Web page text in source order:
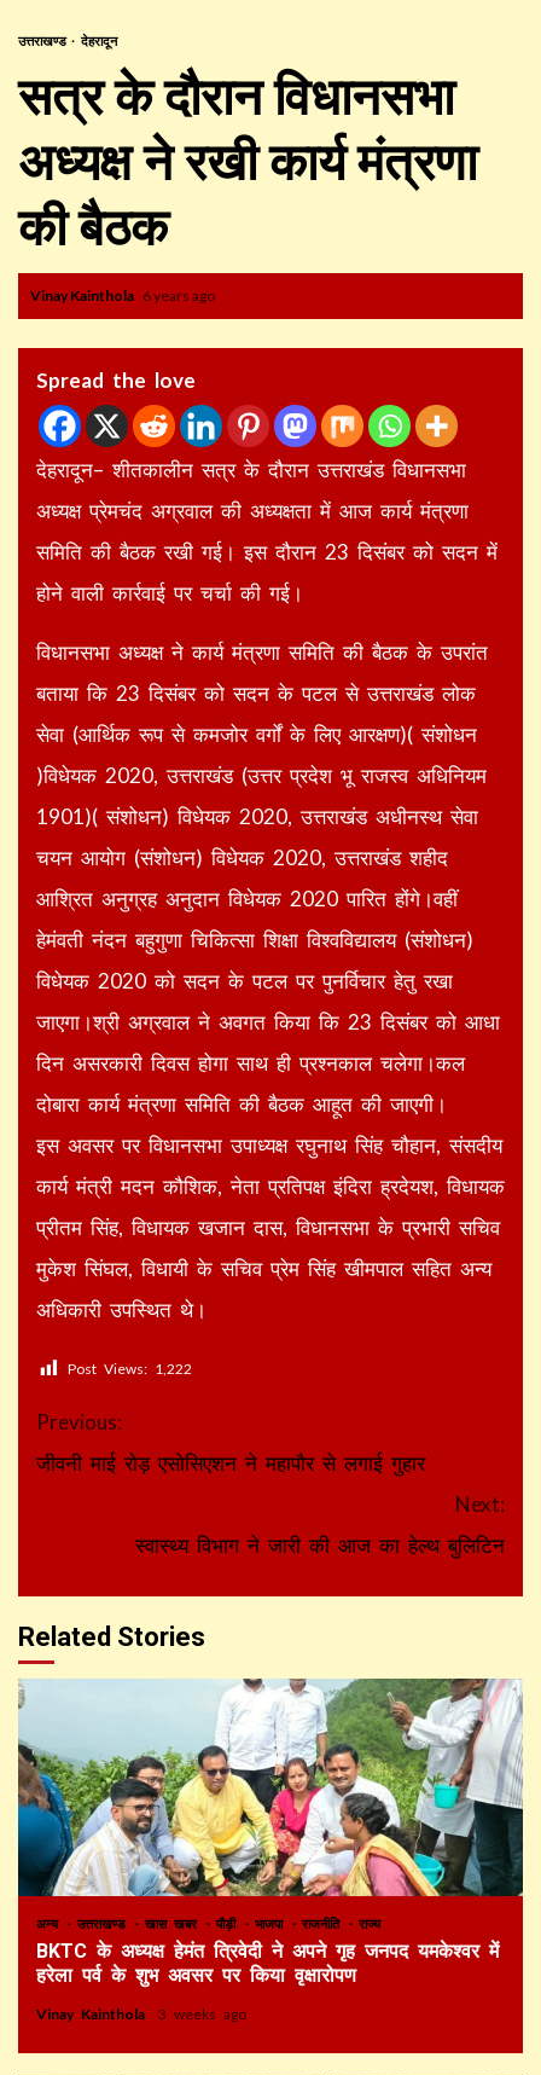
उत्तराखण्ड देहरादून
सत्र के दौरान विधानसभा
अध्यक्ष ने रखी कार्य मंत्रणा
की बैठक
Vinay Kainthola 6 years ago
Spread the love
देहरादून– शीतकालीन सत्र के दौरान उत्तराखंड विधानसभा
अध्यक्ष प्रेमचंद अग्रवाल की अध्यक्षता में आज कार्य मंत्रणा
समिति की बैठक रखी गई। इस दौरान 23 दिसंबर को सदन में
होने वाली कार्रवाई पर चर्चा की गई।
विधानसभा अध्यक्ष ने कार्य मंत्रणा समिति की बैठक के उपरांत
बताया कि 23 दिसंबर को सदन के पटल से उत्तराखंड लोक
सेवा (आर्थिक रूप से कमजोर वर्गों के लिए आरक्षण)( संशोधन
)विधेयक 2020, उत्तराखंड (उत्तर प्रदेश भू राजस्व अधिनियम
1901)( संशोधन) विधेयक 2020, उत्तराखंड अधीनस्थ सेवा
चयन आयोग (संशोधन) विधेयक 2020, उत्तराखंड शहीद
आश्रित अनुग्रह अनुदान विधेयक 2020 पारित होंगे।वहीं
हेमंवती नंदन बहुगुणा चिकित्सा शिक्षा विश्वविद्यालय (संशोधन)
विधेयक 2020 को सदन के पटल पर पुनर्विचार हेतु रखा
जाएगा।श्री अग्रवाल ने अवगत किया कि 23 दिसंबर को आधा
दिन असरकारी दिवस होगा साथ ही प्रश्नकाल चलेगा।कल
दोबारा कार्य मंत्रणा समिति की बैठक आहूत की जाएगी।
इस अवसर पर विधानसभा उपाध्यक्ष रघुनाथ सिंह चौहान, संसदीय
कार्य मंत्री मदन कौशिक, नेता प्रतिपक्ष इंदिरा ह्रदेयश, विधायक
प्रीतम सिंह, विधायक खजान दास, विधानसभा के प्रभारी सचिव
मुकेश सिंघल, विधायी के सचिव प्रेम सिंह खीमपाल सहित अन्य
अधिकारी उपस्थित थे।
Post Views: 1,222
Continue
Reading
Previous:
जीवनी माई रोड़ एसोसिएशन ने महापौर से लगाई गुहार
Next:
स्वास्थ्य विभाग ने जारी की आज का हेल्थ बुलिटिन
Related Stories
अन्य उत्तराखण्ड खास खबर पौड़ी भाजपा राजनीति राज्य
BKTC के अध्यक्ष हेमंत त्रिवेदी ने अपने गृह जनपद यमकेश्वर में
हरेला पर्व के शुभ अवसर पर किया वृक्षारोपण
Vinay Kainthola 3 weeks ago